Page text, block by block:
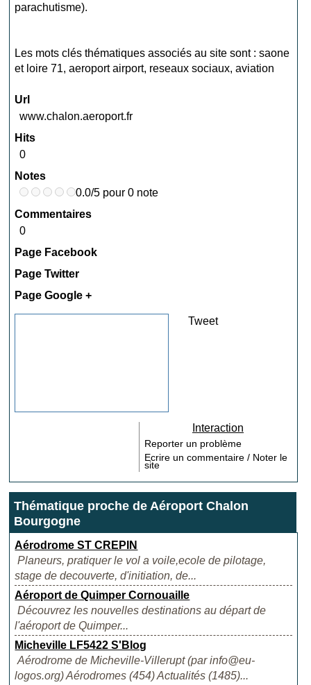
parachutisme).
Les mots clés thématiques associés au site sont :saone
et loire 71,aeroport airport, reseaux sociaux,aviation
Url
www.chalon.aeroport.fr
Hits
0
Notes
0.0/5 pour 0 note
Commentaires
0
Page Facebook
Page Twitter
Page Google +
Tweet
Interaction
Reporter un problème
Ecrire un commentaire / Noter le
site
Thématique proche de Aéroport Chalon
Bourgogne
Aérodrome ST CREPIN
Planeurs, pratiquer le vol a voile,ecole de pilotage,
stage de decouverte, d'initiation, de...
Aéroport de Quimper Cornouaille
Découvrez les nouvelles destinations au départ de
l'aéroport de Quimper...
Micheville LF5422 S'Blog
Aérodrome de Micheville-Villerupt (par info@eu-
logos.org) Aérodromes (454) Actualités (1485)...